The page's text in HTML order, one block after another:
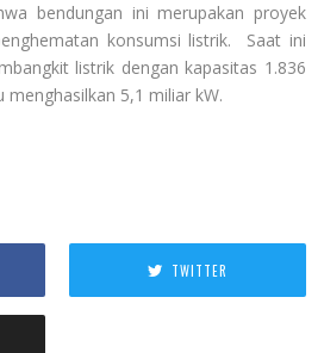
bendungan ini merupakan proyek
konsumsi listrik. Saat ini
listrik dengan kapasitas 1.836
5,1 miliar kW.
TWITTER